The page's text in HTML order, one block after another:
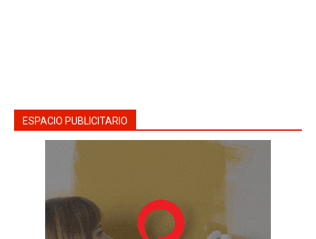
ESPACIO PUBLICITARIO